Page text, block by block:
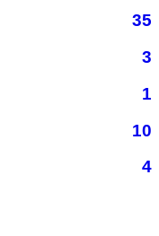
35
3
1
10
4